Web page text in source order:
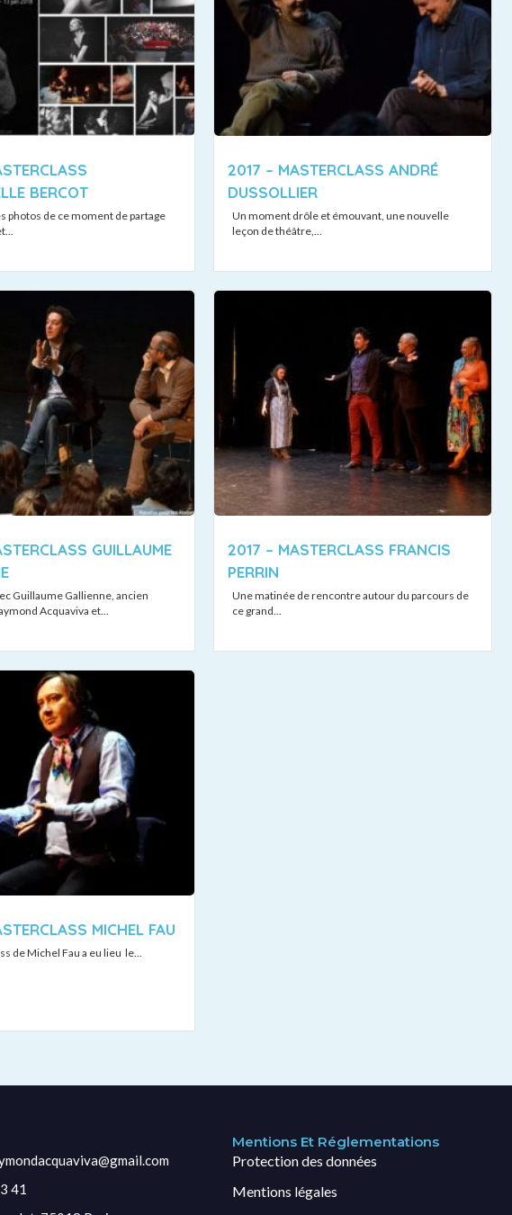
BERCOT
photos de ce moment de partage
2017 – MASTERCLASS ANDRÉ
DUSSOLLIER
Un moment drôle et émouvant, une nouvelle
leçon de théâtre,...
GUILLAUME
Guillaume Gallienne, ancien
Acquaviva et...
2017 – MASTERCLASS FRANCIS
PERRIN
Une matinée de rencontre autour du parcours de
ce grand...
MICHEL FAU
de Michel Fau a eu lieu le...
41
Mentions Et Réglementations
Protection des données
Mentions légales